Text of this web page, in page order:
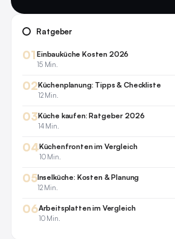
Ratgeber
01 Einbauküche Kosten 2026
15 Min.
02Küchenplanung: Tipps & Checkliste
12 Min.
03Küche kaufen: Ratgeber 2026
14 Min.
04Küchenfronten im Vergleich
10 Min.
05Inselküche: Kosten & Planung
12 Min.
06Arbeitsplatten im Vergleich
10 Min.